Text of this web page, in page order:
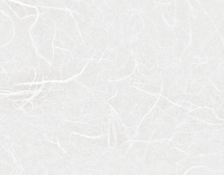
JR京浜東北線
『大森駅』徒歩
東京メトロ東西線
『神楽坂駅』徒歩
間取り：1LDK〜